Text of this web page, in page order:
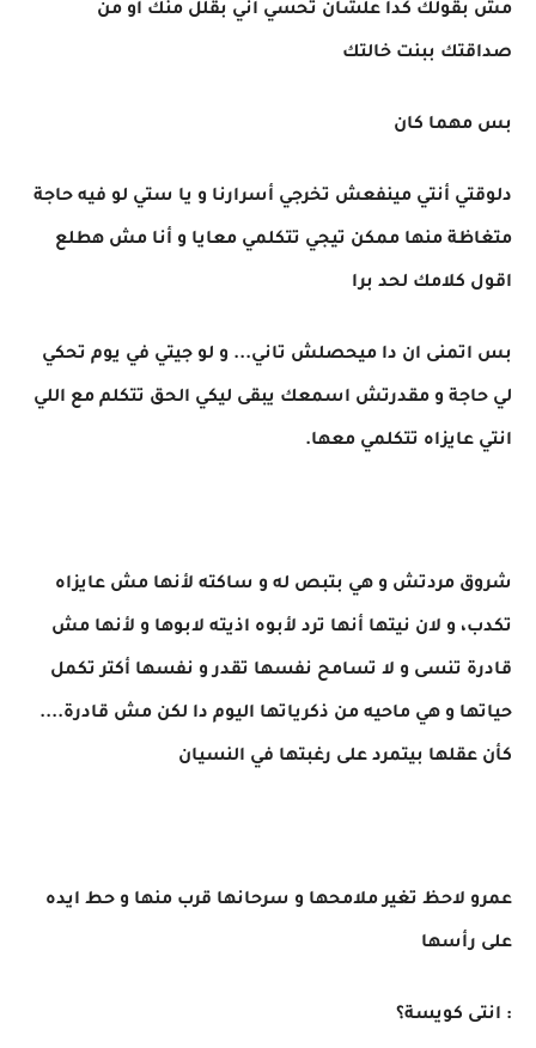
مش بقولك كدا علشان تحسي اني بقلل منك أو من
صداقتك ببنت خالتك
بس مهما كان
دلوقتي أنتي مينفعش تخرجي أسرارنا و يا ستي لو فيه حاجة
متغاظة منها ممكن تيجي تتكلمي معايا و أنا مش هطلع
اقول كلامك لحد برا
بس اتمنى ان دا ميحصلش تاني... و لو جيتي في يوم تحكي
لي حاجة و مقدرتش اسمعك يبقى ليكي الحق تتكلم مع اللي
انتي عايزاه تتكلمي معها.
شروق مردتش و هي بتبص له و ساكته لأنها مش عايزاه
تكدب، و لان نيتها أنها ترد لأبوه اذيته لابوها و لأنها مش
قادرة تنسى و لا تسامح نفسها تقدر و نفسها أكتر تكمل
حياتها و هي ماحيه من ذكرياتها اليوم دا لكن مش قادرة....
كأن عقلها بيتمرد على رغبتها في النسيان
عمرو لاحظ تغير ملامحها و سرحانها قرب منها و حط ايده
على رأسها
: انتى كويسة؟